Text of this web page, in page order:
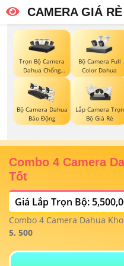
CAMERA GIÁ RẺ
Trọn Bộ Camera
Dahua Chống
Trộm
Bộ Camera Full
Color Dahua
Bộ Camera Dahua
Báo Động
Lắp Camera Trọn
Bộ Giá Rẻ
Combo 4 Camera
Tốt
Giá Lắp Trọn Bộ:
Combo 4 Camera Dahua
5. 500